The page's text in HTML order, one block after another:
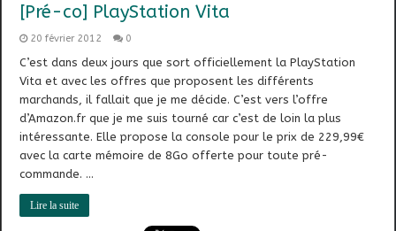
[Pré-co] PlayStation Vita
20 février 2012 0
C’est dans deux jours que sort officiellement la PlayStation
Vita et avec les offres que proposent les différents
marchands, il fallait que je me décide. C’est vers l’offre
d’Amazon.fr que je me suis tourné car c’est de loin la plus
intéressante. Elle propose la console pour le prix de 229,99€
avec la carte mémoire de 8Go offerte pour toute pré-
commande. …
Lire la suite